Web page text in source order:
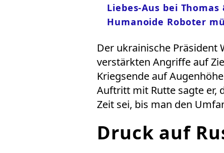
Liebes-Aus bei
Humanoide Roboter
Der ukrainische Präsident
verstärkten Angriffe auf
Kriegsende auf
Auftritt mit Rutte sagte er,
Zeit sei, bis man den
Druck auf